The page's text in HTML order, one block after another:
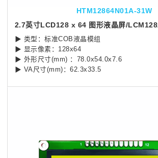
HTM12864N01A-31W
▶ 类型：标准COB液晶模组
▶ 显示像素：128x64
▶ 外形尺寸(mm) ：78.0x54.0x7.6
▶ VA尺寸(mm)：62.3x33.5